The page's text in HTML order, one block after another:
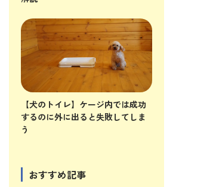
【犬のトイレ】ケージ内では成功
するのに外に出ると失敗してしま
う
おすすめ記事